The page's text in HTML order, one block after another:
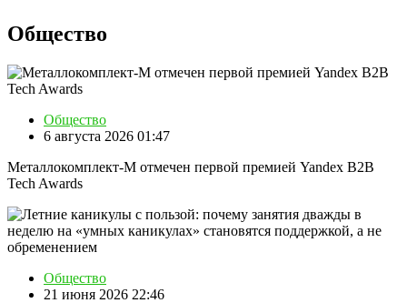
Общество
Общество
6 августа 2026 01:47
Металлокомплект-М отмечен первой премией Yandex B2B
Tech Awards
Общество
21 июня 2026 22:46